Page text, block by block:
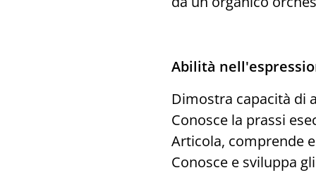
Abilità
Dimostra capacità di
Conosce la prassi
Articola, comprende
Conosce e sviluppa